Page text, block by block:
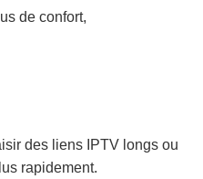
de confort,
des liens IPTV longs ou
rapidement.